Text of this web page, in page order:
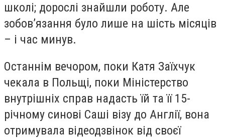
школі; дорослі знайшли роботу. Але
зобов’язання було лише на шість місяців
– і час минув.
Останнім вечором, поки Катя Заїхчук
чекала в Польщі, поки Міністерство
внутрішніх справ надасть їй та її 15-
річному синові Саші візу до Англії, вона
отримувала відеодзвінок від своєї